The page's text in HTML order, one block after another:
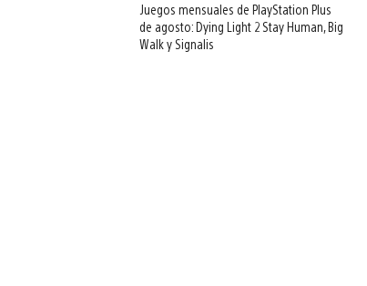
Juegos mensuales de PlayStation Plus
de agosto: Dying Light 2 Stay Human, Big
Walk y Signalis